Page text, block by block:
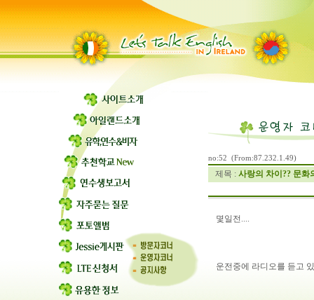
no:52 (From:87.232.1.49)
제목 : 사랑의 차이?? 문화
몇일전....
운전중에 라디오를 듣고